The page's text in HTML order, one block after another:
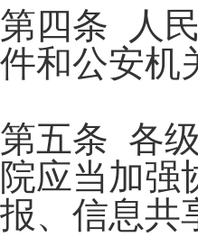
第四条 人
件和公安机
第五条 各
院应当加强
报、信息共